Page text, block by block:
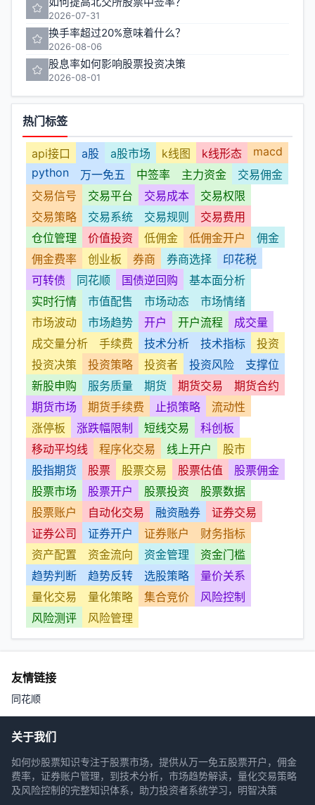
2026-07-31
换手率超过20%意味着什么？
2026-08-06
股息率如何影响股票投资决策
2026-08-01
热门标签
api接口 a股 a股市场 k线图 k线形态
macd
python
万一免五 中签率 主力资金
交易佣金
交易信号
交易平台 交易成本
交易权限
交易策略
交易系统 交易规则
交易费用
仓位管理
价值投资 低佣金 低佣金开户
佣金
佣金费率
创业板 券商 券商选择
印花税
可转债
同花顺 国债逆回购
基本面分析
实时行情
市值配售 市场动态
市场情绪
市场波动
市场趋势 开户 开户流程
成交量
成交量分析
手续费 技术分析 技术指标
投资
投资决策
投资策略 投资者 投资风险
支撑位
新股申购
服务质量 期货 期货交易
期货合约
期货市场
期货手续费 止损策略
流动性
涨停板
涨跌幅限制 短线交易
科创板
移动平均线
程序化交易 线上开户
股市
股指期货
股票 股票交易 股票估值
股票佣金
股票市场
股票开户 股票投资
股票数据
股票账户
自动化交易 融资融券
证券交易
证券公司
证券开户 证券账户
财务指标
资产配置
资金流向 资金管理
资金门槛
趋势判断
趋势反转 选股策略
量价关系
量化交易
量化策略 集合竞价
风险控制
风险测评
风险管理
友情链接
同花顺
关于我们
如何炒股票知识专注于股票市场，提供从万一免五股票开户，佣金
费率，证券账户管理，到技术分析，市场趋势解读，量化交易策略
及风险控制的完整知识体系，助力投资者系统学习，明智决策